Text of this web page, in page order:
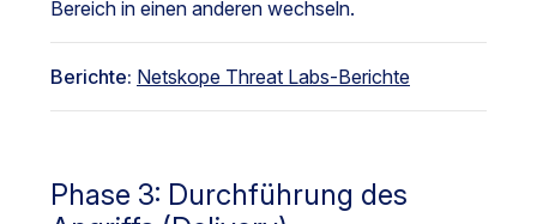
Bereich in einen anderen wechseln.
Berichte: Netskope Threat Labs-Berichte
Phase 3: Durchführung des